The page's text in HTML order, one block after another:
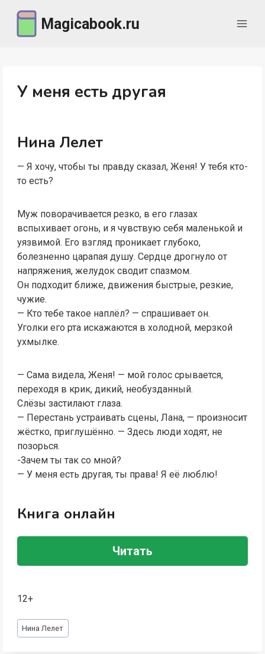
содержимому
Magicabook.ru
У меня есть другая
Нина Лелет
— Я хочу, чтобы ты правду сказал, Женя! У тебя кто-
то есть?
Муж поворачивается резко, в его глазах
вспыхивает огонь, и я чувствую себя маленькой и
уязвимой. Его взгляд проникает глубоко,
болезненно царапая душу. Сердце дрогнуло от
напряжения, желудок сводит спазмом.
Он подходит ближе, движения быстрые, резкие,
чужие.
— Кто тебе такое наплёл? — спрашивает он.
Уголки его рта искажаются в холодной, мерзкой
ухмылке.
— Сама видела, Женя! — мой голос срывается,
переходя в крик, дикий, необузданный.
Слёзы застилают глаза.
— Перестань устраивать сцены, Лана, — произносит
жёстко, приглушённо. — Здесь люди ходят, не
позорься.
-Зачем ты так со мной?
— У меня есть другая, ты права! Я её люблю!
Книга онлайн
Читать
12+
Метки
записи:
Нина Лелет